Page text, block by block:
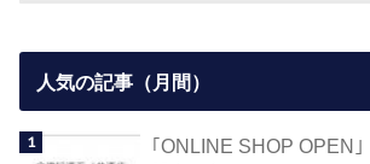
人気の記事（月間）
｢ONLINE SHOP OPEN｣